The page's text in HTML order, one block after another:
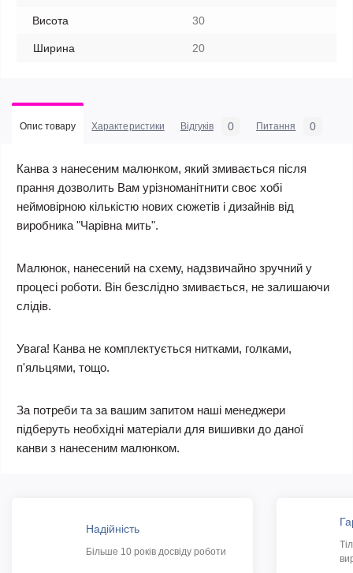
Висота 30
Ширина 20
Опис товару Характеристики Відгуків 0 Питання 0
Канва з нанесеним малюнком, який змивається після
прання дозволить Вам урізноманітнити своє хобі
неймовірною кількістю нових сюжетів і дизайнів від
виробника "Чарівна мить".
Малюнок, нанесений на схему, надзвичайно зручний у
процесі роботи. Він безслідно змивається, не залишаючи
слідів.
Увага! Канва не комплектується нитками, голками,
п'яльцями, тощо.
За потреби та за вашим запитом наші менеджери
підберуть необхідні матеріали для вишивки до даної
канви з нанесеним малюнком.
Надійність
Більше 10 років досвіду роботи